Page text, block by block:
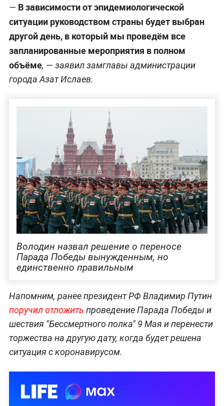
— В зависимости от эпидемиологической
ситуации руководством страны будет выбран
другой день, в который мы проведём все
запланированные мероприятия в полном
объёме, — заявил замглавы администрации
города Азат Ислаев.
Володин назвал решение о переносе
Парада Победы вынужденным, но
единственно правильным
Напомним, ранее президент РФ Владимир Путин
поручил отложить проведение Парада Победы и
шествия "Бессмертного полка" 9 Мая и перенести
торжества на другую дату, когда будет решена
ситуация с коронавирусом.